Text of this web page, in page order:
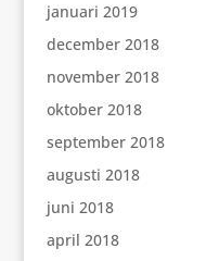
januari 2019
december 2018
november 2018
oktober 2018
september 2018
augusti 2018
juni 2018
april 2018